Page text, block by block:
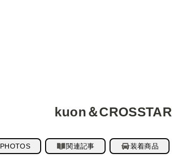
kuon＆CROSSTAR
PHOTOS 関連記事 装着商品